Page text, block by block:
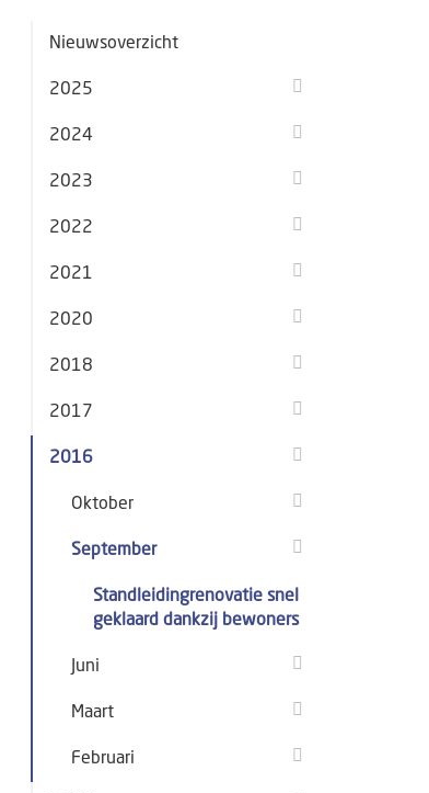
Nieuwsoverzicht
2025
2024
2023
2022
2021
2020
2018
2017
2016
Oktober
September
Standleidingrenovatie snel
geklaard dankzij bewoners
Juni
Maart
Februari